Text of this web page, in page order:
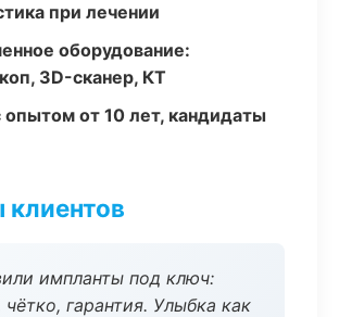
при лечении
оборудование:
3D-сканер, КТ
опытом от 10 лет, кандидаты
импланты под ключ:
гарантия. Улыбка как